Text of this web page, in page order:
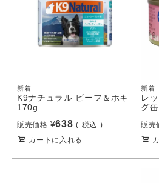
新着
K9ナチュラル ビーフ＆ホキ
170g
販売価格 ¥638
税込
カートに入れる
新着
レ
グ
販売